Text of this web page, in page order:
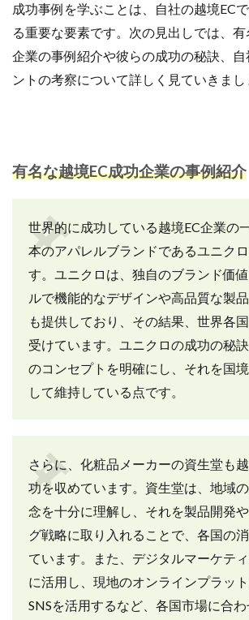
成功事例を学ぶことは、自社の越境EC
る重要な要素です。次の見出しでは、
企業の事例紹介や彼らの成功の秘訣、自
ントの考察について詳しく見ていきまし
有名な越境EC成功企業の事例紹介
世界的に成功している越境EC企業の
本のアパレルブランドであるユニク
す。ユニクロは、独自のブランド価
ルで機能的なデザインや高品質な製
も提供しており、その結果、世界各
受けています。ユニクロの成功の秘
のコンセプトを明確にし、それを国
して維持している点です。
さらに、化粧品メーカーの資生堂も
功を収めています。資生堂は、地域
念を十分に理解し、それを製品開発
グ戦略に取り入れることで、各国の
ています。また、デジタルマーケテ
に活用し、現地のオンラインプラッ
SNSを活用するなど、各国市場に合